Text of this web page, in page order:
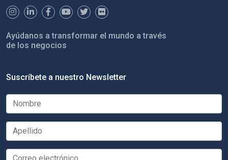
Ayúdanos a transformar el mundo a través
de los negocios
Suscríbete a nuestro Newsletter